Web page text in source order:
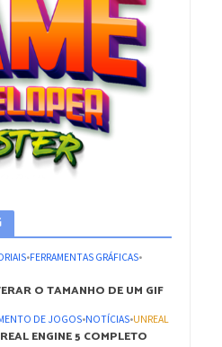
•FERRAMENTAS GRÁFICAS•
O TAMANHO DE UM GIF
DE JOGOS•NOTÍCIAS•UNREAL
ENGINE 5 COMPLETO